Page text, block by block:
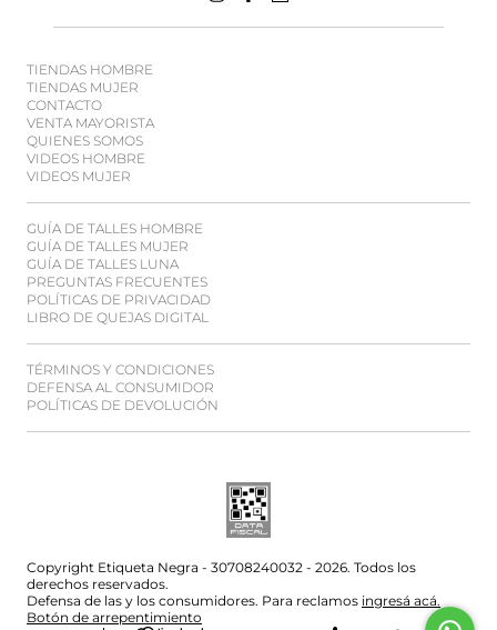
TIENDAS HOMBRE
TIENDAS MUJER
CONTACTO
VENTA MAYORISTA
QUIENES SOMOS
VIDEOS HOMBRE
VIDEOS MUJER
GUÍA DE TALLES HOMBRE
GUÍA DE TALLES MUJER
GUÍA DE TALLES LUNA
PREGUNTAS FRECUENTES
POLÍTICAS DE PRIVACIDAD
LIBRO DE QUEJAS DIGITAL
TÉRMINOS Y CONDICIONES
DEFENSA AL CONSUMIDOR
POLÍTICAS DE DEVOLUCIÓN
Copyright Etiqueta Negra - 30708240032 - 2026. Todos los
derechos reservados.
Defensa de las y los consumidores. Para reclamos ingresá acá.
Botón de arrepentimiento